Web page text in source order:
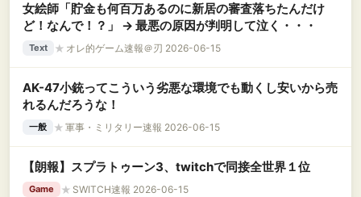
女絵師「貯金も何百万あるのに新居の審査落ちたんだけ
ど！なんで！？」 → 最悪の原因が判明して泣く・・・
Text ★ オレ的ゲーム速報＠刃 2026-06-15
AK-47小銃ってこういう劣悪な環境でも動くし安いから売
れるんだろうな！
一般 ★ 軍事・ミリタリー速報 2026-06-15
【朗報】スプラトゥーン3、twitchで同接全世界１位
Game ★ SWITCH速報 2026-06-15